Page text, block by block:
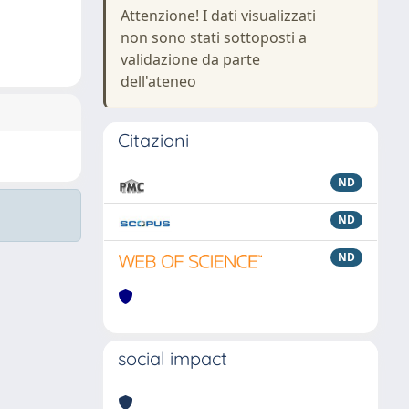
Attenzione! I dati visualizzati
non sono stati sottoposti a
validazione da parte
dell'ateneo
Citazioni
ND
ND
ND
social impact